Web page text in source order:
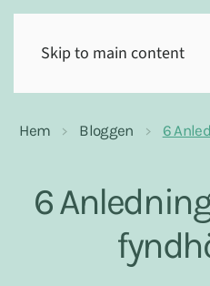
Skip to main content
Hem Bloggen 6
6